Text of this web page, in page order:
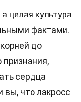
целая культура
фактами.
до
сердца
вы, что лакросс